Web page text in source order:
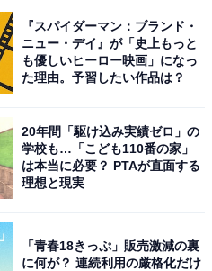
『スパイダーマン：ブランド・
ニュー・デイ』が「史上もっと
も優しいヒーロー映画」になっ
た理由。予習したい作品は？
20年間「駆け込み実績ゼロ」の
学校も…「こども110番の家」
は本当に必要？ PTAが直面する
理想と現実
「青春18きっぷ」販売激減の裏
に何が？ 連続利用の厳格化だけ